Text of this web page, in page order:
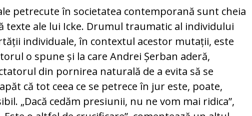
petrecute în societatea contemporană sunt cheia
texte ale lui Icke. Drumul traumatic al individului
individuale, în contextul acestor mutații, este
o spune și la care Andrei Șerban aderă,
din pornirea naturală de a evita să se
că tot ceea ce se petrece în jur este, poate,
„Dacă cedăm presiunii, nu ne vom mai ridica”,